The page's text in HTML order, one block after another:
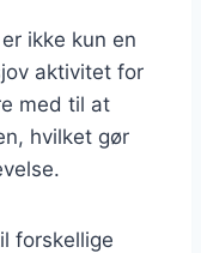
ikke kun en
aktivitet for
med til at
hvilket gør
forskellige